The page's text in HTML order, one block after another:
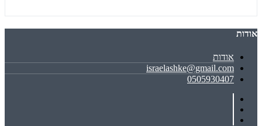
אודות
אודות
israelashke@gmail.com
0505930407